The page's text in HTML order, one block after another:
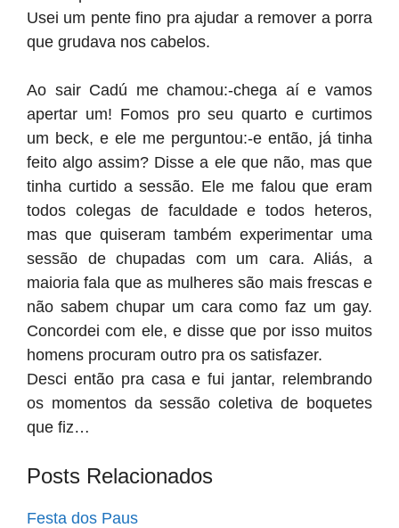
Usei um pente fino pra ajudar a remover a porra
que grudava nos cabelos.
Ao sair Cadú me chamou:-chega aí e vamos
apertar um! Fomos pro seu quarto e curtimos
um beck, e ele me perguntou:-e então, já tinha
feito algo assim? Disse a ele que não, mas que
tinha curtido a sessão. Ele me falou que eram
todos colegas de faculdade e todos heteros,
mas que quiseram também experimentar uma
sessão de chupadas com um cara. Aliás, a
maioria fala que as mulheres são mais frescas e
não sabem chupar um cara como faz um gay.
Concordei com ele, e disse que por isso muitos
homens procuram outro pra os satisfazer.
Desci então pra casa e fui jantar, relembrando
os momentos da sessão coletiva de boquetes
que fiz…
Posts Relacionados
Festa dos Paus